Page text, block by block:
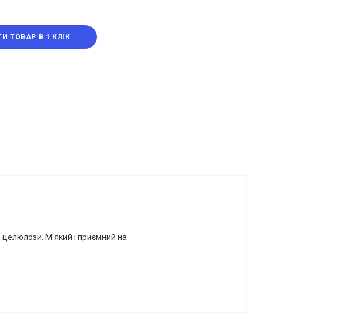
ТОВАР В 1 КЛІК
М'який і приємний на